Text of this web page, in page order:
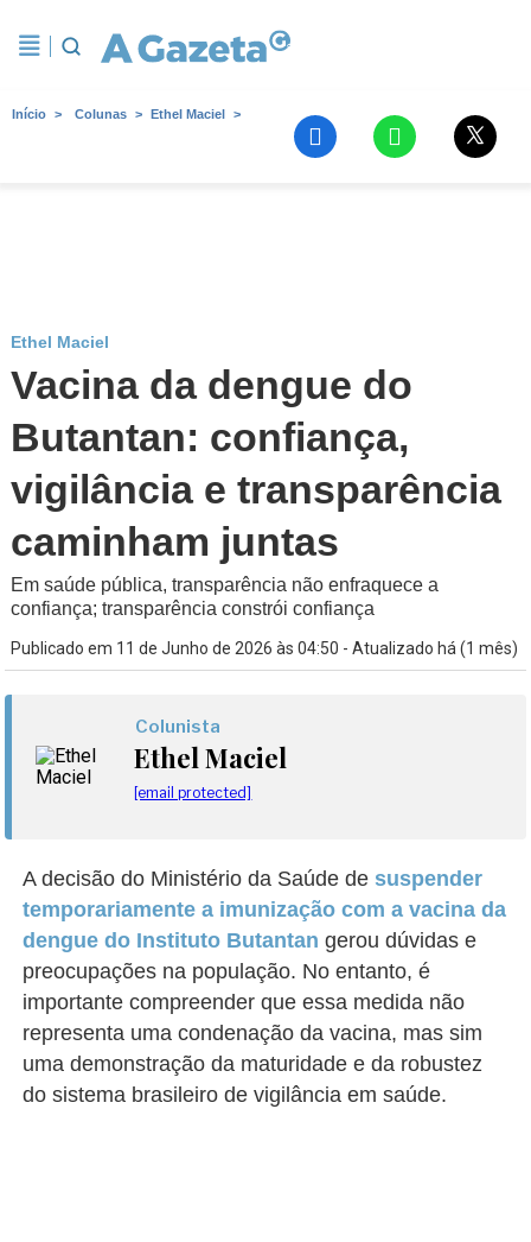
Início Colunas Ethel Maciel
Ethel Maciel
Vacina da dengue do
Butantan: confiança,
vigilância e transparência
caminham juntas
Em saúde pública, transparência não enfraquece a
confiança; transparência constrói confiança
Publicado em 11 de Junho de 2026 às 04:50 - Atualizado há (1 mês)
Colunista
Ethel Maciel
[email protected]
A decisão do Ministério da Saúde desuspender
temporariamente a imunização com a vacina da
dengue do Instituto Butantan gerou dúvidas e
preocupações na população. No entanto, é
importante compreender que essa medida não
representa uma condenação da vacina, mas sim
uma demonstração da maturidade e da robustez
do sistema brasileiro de vigilância em saúde.